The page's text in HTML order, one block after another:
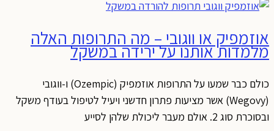
אוזמפיק או ווגובי – מה התרופות האלה
מלמדות אותנו על ירידה במשקל
כולם כבר שמעו על התרופות אוזמפיק (Ozempic) ו-ווגובי
(Wegovy) אשר מציעות פתרון חדשני ויעיל לטיפול בעודף משקל
ובסוכרת סוג 2. אולם מעבר ליכולת שלהן לסייע